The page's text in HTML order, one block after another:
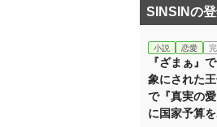
SINSINの
小説 恋愛
『ざまぁ』
象にされた
で『真実の
に国家予算